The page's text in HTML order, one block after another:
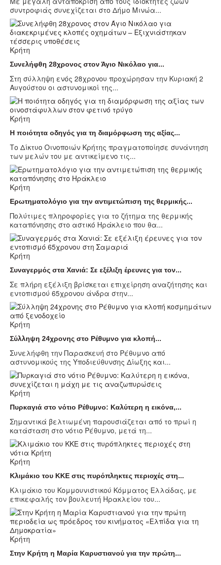
συντροφιάς συνεχίζεται στο Δήμο Μινώα...
Κρήτη
Συνελήφθη 28χρονος στον Άγιο Νικόλαο για...
Στη σύλληψη ενός 28χρονου προχώρησαν την Κυριακή 2
Αυγούστου οι αστυνομικοί της...
Κρήτη
Η ποιότητα οδηγός για τη διαμόρφωση της αξίας...
Το Δίκτυο Οινοποιών Κρήτης πραγματοποίησε συνάντηση
των μελών του με αντικείμενο τις...
Κρήτη
Ερωτηματολόγιο για την αντιμετώπιση της θερμικής...
Πολύτιμες πληροφορίες για το ζήτημα της θερμικής
καταπόνησης στο αστικό Ηράκλειο που θα...
Κρήτη
Συναγερμός στα Χανιά: Σε εξέλιξη έρευνες για τον...
Σε πλήρη εξέλιξη βρίσκεται επιχείρηση αναζήτησης και
εντοπισμού 65χρονου άνδρα στην...
Κρήτη
Σύλληψη 24χρονης στο Ρέθυμνο για κλοπή...
Συνελήφθη την Παρασκευή στο Ρέθυμνο από
αστυνομικούς της Υποδιεύθυνσης Δίωξης και...
Κρήτη
Πυρκαγιά στο νότιο Ρέθυμνο: Καλύτερη η εικόνα,...
Σημαντικά βελτιωμένη παρουσιάζεται από το πρωί η
κατάσταση στο νότιο Ρέθυμνο, μετά τη...
Κρήτη
Κλιμάκιο του ΚΚΕ στις πυρόπληκτες περιοχές στη...
Κλιμάκιο του Κομμουνιστικού Κόμματος Ελλάδας, με
επικεφαλής τον βουλευτή Ηρακλείου του...
Κρήτη
Στην Κρήτη η Μαρία Καρυστιανού για την πρώτη...